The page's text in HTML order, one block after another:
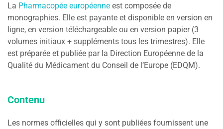
La Pharmacopée européenne est composée de
monographies. Elle est payante et disponible en version en
ligne, en version téléchargeable ou en version papier (3
volumes initiaux + suppléments tous les trimestres). Elle
est préparée et publiée par la Direction Européenne de la
Qualité du Médicament du Conseil de l’Europe (EDQM).
Contenu
Les normes officielles qui y sont publiées fournissent une